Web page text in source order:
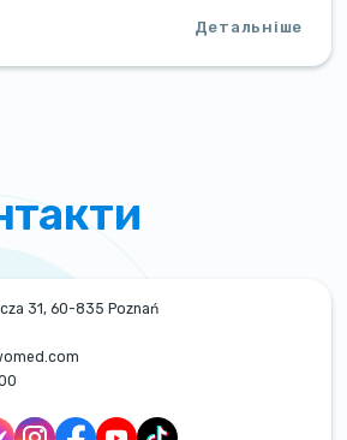
Детальніше
31, 60-835 Poznań